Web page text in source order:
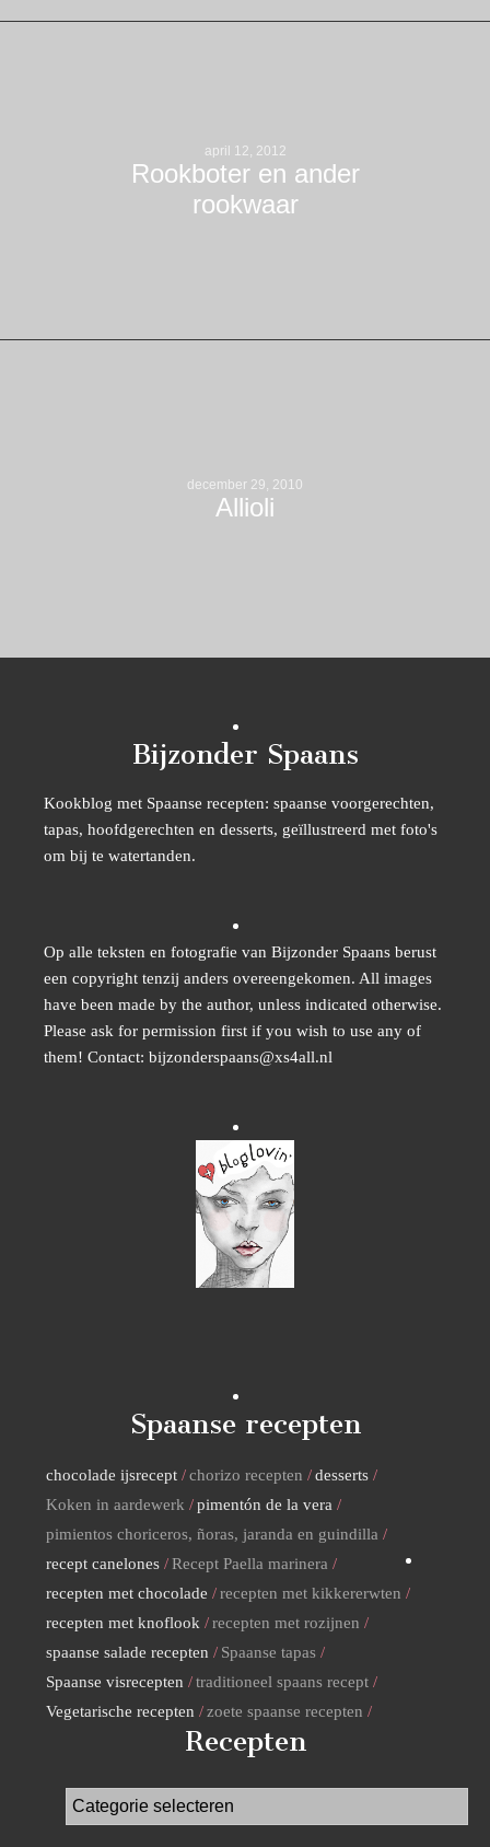
april 12, 2012
Rookboter en ander
rookwaar
december 29, 2010
Allioli
Bijzonder Spaans
Kookblog met Spaanse recepten: spaanse voorgerechten,
tapas, hoofdgerechten en desserts, geïllustreerd met foto's
om bij te watertanden.
Op alle teksten en fotografie van Bijzonder Spaans berust
een copyright tenzij anders overeengekomen. All images
have been made by the author, unless indicated otherwise.
Please ask for permission first if you wish to use any of
them! Contact: bijzonderspaans@xs4all.nl
Spaanse recepten
chocolade ijsrecept chorizo recepten
desserts
Koken in aardewerk
pimentón de la vera
pimientos choriceros, ñoras, jaranda en guindilla
recept canelones
Recept Paella marinera
recepten met chocolade
recepten met kikkererwten
recepten met knoflook
recepten met rozijnen
spaanse salade recepten
Spaanse tapas
Spaanse visrecepten
traditioneel spaans recept
Vegetarische recepten
zoete spaanse recepten
Recepten